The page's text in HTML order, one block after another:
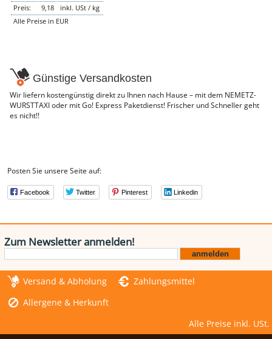
NEMETZ-DOGS
Hundefutter
Katzenfutter
Gutschein kaufen
Preis:
9,18
inkl. USt / kg
Alle Preise in EUR
Günstige Versandkosten
Wir liefern kostengünstig direkt zu Ihnen nach Hause – mit dem NEMETZ-
WURSTTAXI oder mit Go! Express Paketdienst! Frischer und Schneller geht
es nicht!!
Posten Sie unsere Seite auf:
Facebook Twitter Pinterest Linkedin
Zum Newsletter anmelden!
Versand & Abholung
Zahlungsmittel
Allergene & Herkunft
Alle Preise inkl. USt.